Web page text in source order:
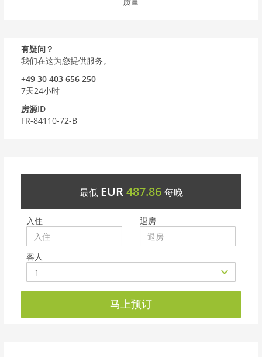
有疑问？
我们在这为您提供服务。
+49 30 403 656 250
7天24小时
房源ID
FR-84110-72-B
最低 EUR 487.86 每晚
入住 退房
客人
马上预订